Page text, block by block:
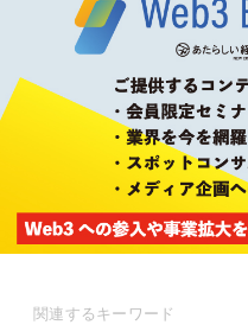
関連するキーワード